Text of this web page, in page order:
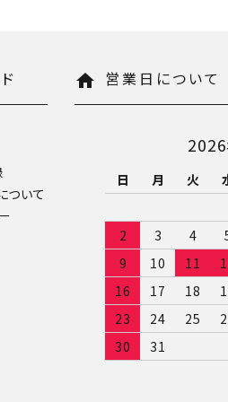
検索する
ついて
home 営業日について
日 月 火
2 3 4
9
10 11
16
17 18
23
24 25
30
31